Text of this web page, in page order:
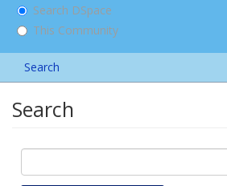
Search DSpace
This Community
Search
Search